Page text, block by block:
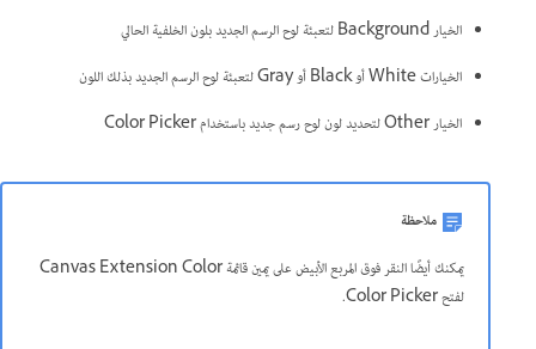
الخيار Background لتعبئة لوح الرسم الجديد بلون الخلفية الحالي
الخيارات White أو Black أو Gray لتعبئة لوح الرسم الجديد بذلك اللون
الخيار Other لتحديد لون لوح رسم جديد باستخدام Color Picker
ملاحظة
يمكنك أيضًا النقر فوق المربع الأبيض على يمين قائمة Canvas Extension Color
لفتح Color Picker.